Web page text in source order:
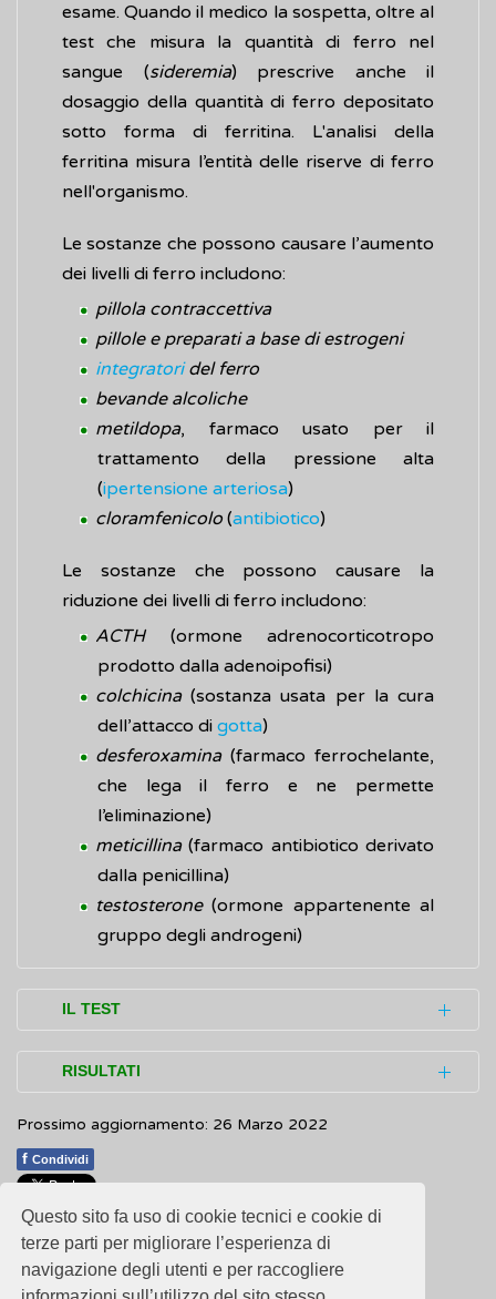
Questo sito fa uso di cookie tecnici e cookie di
terze parti per migliorare l’esperienza di
navigazione degli utenti e per raccogliere
esame. Quando il medico la sospetta, oltre al
test che misura la quantità di ferro nel
sangue (sideremia) prescrive anche il
dosaggio della quantità di ferro depositato
sotto forma di ferritina. L'analisi della
ferritina misura l’entità delle riserve di ferro
nell'organismo.
Le sostanze che possono causare l’aumento
dei livelli di ferro includono:
pillola contraccettiva
pillole e preparati a base di estrogeni
integratoridel ferro
bevande alcoliche
metildopa, farmaco usato per il
trattamento della pressione alta
(ipertensione arteriosa)
cloramfenicolo (antibiotico)
Le sostanze che possono causare la
riduzione dei livelli di ferro includono:
ACTH(ormone adrenocorticotropo
prodotto dalla adenoipofisi)
colchicina(sostanza usata per la cura
dell’attacco di gotta)
desferoxamina(farmaco ferrochelante,
che lega il ferro e ne permette
l’eliminazione)
meticillina(farmaco antibiotico derivato
dalla penicillina)
testosterone(ormone appartenente al
gruppo degli androgeni)
IL TEST
Il dosaggio del ferro nel sangue (sideremia)
misura la quantità di ferro legato alla
transferrina, che ha la funzione di
trasportarlo dall'intestino alle cellule che lo
utilizzano.
Per eseguire il test, dopo un digiuno di
almeno 12 ore (è consentito solo bere
RISULTATI
I valori considerati normali possono differire
da laboratorio a laboratorio poiché
dipendono da molti fattori (l’età, il sesso, la
popolazione di riferimento, i metodi usati
per l’analisi) e, quindi, non è possibile
indicarli.
Prossimo aggiornamento: 26 Marzo 2022
f Condividi
1 1 1 1 1 Rating 2.11 (19 Votes)